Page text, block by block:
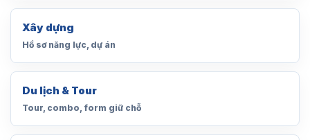
Xây dựng
Hồ sơ năng lực, dự án
Du lịch & Tour
Tour, combo, form giữ chỗ